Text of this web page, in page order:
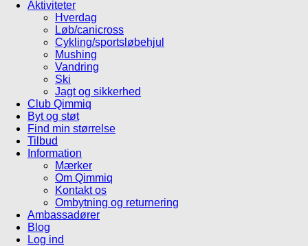
Aktiviteter
Hverdag
Løb/canicross
Cykling/sportsløbehjul
Mushing
Vandring
Ski
Jagt og sikkerhed
Club Qimmiq
Byt og støt
Find min størrelse
Tilbud
Information
Mærker
Om Qimmiq
Kontakt os
Ombytning og returnering
Ambassadører
Blog
Log ind